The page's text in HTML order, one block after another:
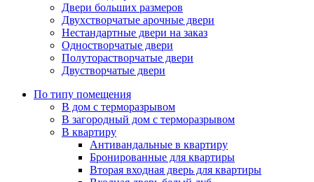
Двери больших размеров
Двухстворчатые арочные двери
Нестандартные двери на заказ
Одностворчатые двери
Полуторастворчатые двери
Двустворчатые двери
По типу помещения
В дом с терморазрывом
В загородный дом с терморазрывом
В квартиру
Антивандальные в квартиру
Бронированные для квартиры
Вторая входная дверь для квартиры